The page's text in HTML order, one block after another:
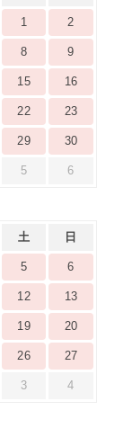
1 2
8 9
15 16
22 23
29 30
5 6
土 日
5 6
12 13
19 20
26 27
3 4